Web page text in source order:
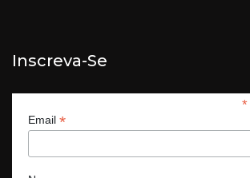
Inscreva-Se
*
Email *